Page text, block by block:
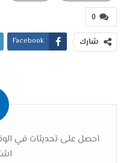
0
شارك Facebook
احصل على تحديثات في